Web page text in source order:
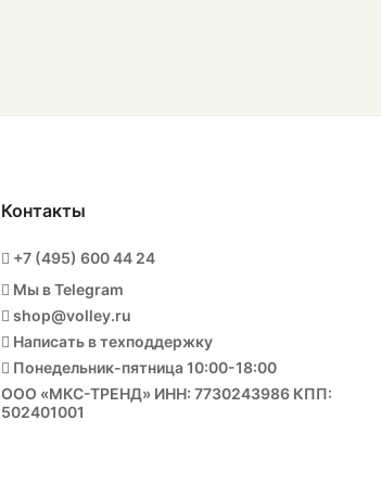
Контакты
+7 (495) 600 44 24
Мы в Telegram
shop@volley.ru
Написать в техподдержку
Понедельник-пятница 10:00-18:00
ООО «МКС-ТРЕНД» ИНН: 7730243986 КПП:
502401001